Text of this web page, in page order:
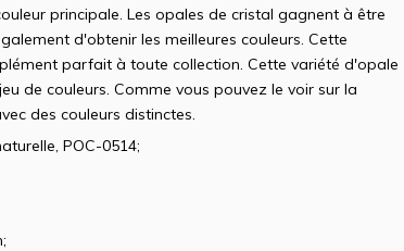
principale. Les opales de cristal gagnent à être
d'obtenir les meilleures couleurs. Cette
parfait à toute collection. Cette variété d'opale
de couleurs. Comme vous pouvez le voir sur la
des couleurs distinctes.
POC-0514;